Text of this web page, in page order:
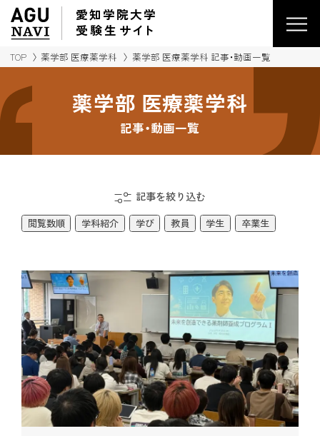
愛知学院大学
受験生 サイ ト
TOP 薬学部 医療薬学科 薬学部 医療薬学科 記事・動画一覧
薬学部 医療薬学科
記事・動画一覧
記事を絞り込む
閲覧数順 学科紹介 学び 教員 学生 卒業生